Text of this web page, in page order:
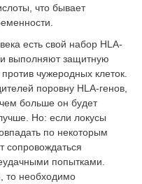
что бывает
есть свой набор HLA-
выполняют защитную
чужеродных клеток.
поровну HLA-генов,
больше он будет
Но: если локусы
по некоторым
сопровождаться
попытками.
то необходимо